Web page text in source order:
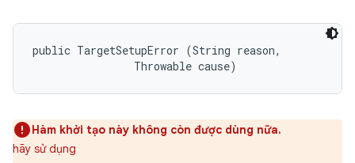
public TargetSetupError (String reason,
                Throwable cause)
Hàm khởi tạo này không còn được dùng nữa.
hãy sử dụng